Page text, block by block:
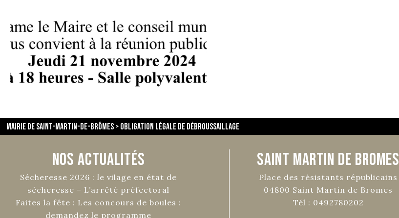
Mairie de Saint-Martin-de-Brômes>obligation légale de débroussaillage
Nos Actualités
Sécheresse 2026 : le vilage en état de
sécheresse – L’arrêté préfectoral
Faites la fête : Les concours de boules :
demandez le programme
Saint Martin de Bromes
Place des résistants républicains
04800 Saint Martin de Bromes
Tél : 0492780202